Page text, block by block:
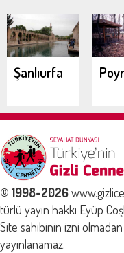
Şanlıurfa
© 1998-2026
türlü yayın hakkı Eyüp
Site sahibinin izni
yayınlanamaz.